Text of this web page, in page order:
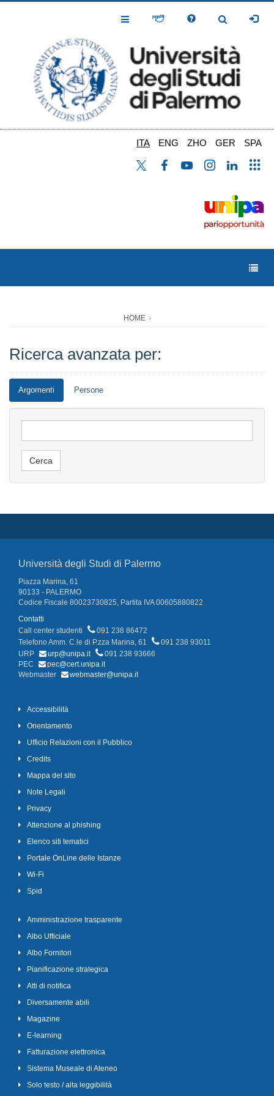
Toggle
Toggle
ITA ENG ZHO GER SPA
HOME
Ricerca avanzata per:
Argomenti Persone
Università degli Studi di Palermo
Piazza Marina, 61
90133 - PALERMO
Codice Fiscale 80023730825, Partita IVA 00605880822
Contatti
Call center studenti
091 238 86472
Telefono Amm. C.le di P.zza Marina, 61
091 238 93011
URP
urp@unipa.it
091 238 93666
PEC
pec@cert.unipa.it
Webmaster
webmaster@unipa.it
Accessibilità
Orientamento
Ufficio Relazioni con il Pubblico
Credits
Mappa del sito
Note Legali
Privacy
Attenzione al phishing
Elenco siti tematici
Portale OnLine delle Istanze
Wi-Fi
Spid
Amministrazione trasparente
Albo Ufficiale
Albo Fornitori
Pianificazione strategica
Atti di notifica
Diversamente abili
Magazine
E-learning
Fatturazione elettronica
Sistema Museale di Ateneo
Solo testo / alta leggibilità